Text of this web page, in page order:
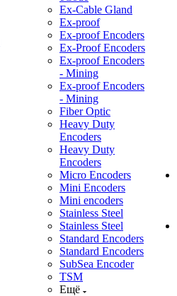
Ex-Cable Gland
Ex-proof
Ex-proof Encoders
Ex-Proof Encoders
Ex-proof Encoders
- Mining
Ex-proof Encoders
- Mining
Fiber Optic
Heavy Duty
Encoders
Heavy Duty
Encoders
Micro Encoders
Mini Encoders
Mini encoders
Stainless Steel
Stainless Steel
Standard Encoders
Standard Encoders
SubSea Encoder
TSM
Ещё